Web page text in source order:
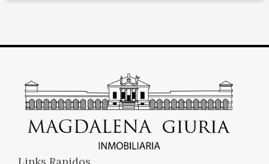
Links Rapidos